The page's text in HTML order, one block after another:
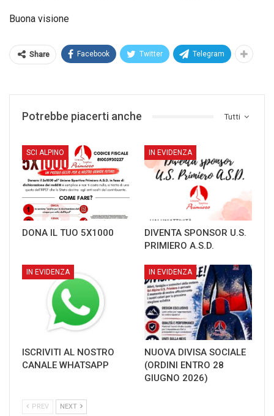
Buona visione
Share Facebook Twitter Telegram
Tutti
Potrebbe piacerti anche
SCI ALPINO
DONA IL TUO 5X1000
IN EVIDENZA
DIVENTA SPONSOR U.S.
PRIMIERO A.S.D.
IN EVIDENZA
ISCRIVITI AL NOSTRO
CANALE WHATSAPP
IN EVIDENZA
NUOVA DIVISA SOCIALE
(ORDINI ENTRO 28
GIUGNO 2026)
PREV NEXT